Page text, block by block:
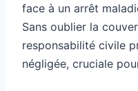
face à un arrêt
Sans oublier la
responsabilité civile
négligée, cruciale